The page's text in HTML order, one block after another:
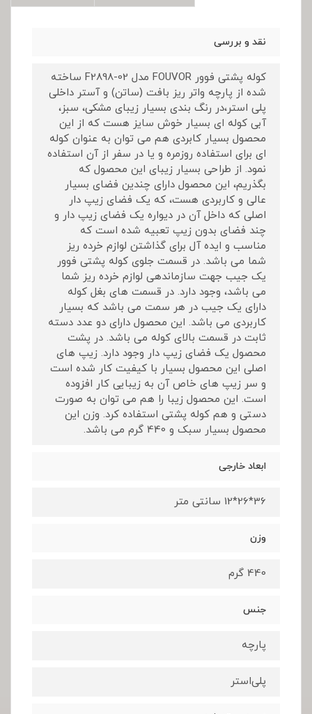
نقد و بررسی
کوله پشتی فوور FOUVOR مدل F2898-02 ساخته
شده از پارچه واتر ریز بافت (ساتن) و آستر داخلی
پلی استر،در رنگ بندی بسیار زیبای مشکی، سبز،
آبی کوله ای بسیار خوش سایز هست که از این
محصول بسیار کابردی هم می توان به عنوان کوله
ای برای استفاده روزمره و یا در سفر از آن استفاده
نمود. از طراحی بسیار زیبای این محصول که
بگذریم، این محصول دارای چندین فضای بسیار
عالی و کاربردی هست، که یک فضای زیپ دار
اصلی که داخل آن در دیواره یک فضای زیپ دار و
چند فضای بدون زیپ تعبیه شده است که
مناسب و ایده آل برای گذاشتن لوازم خرده ریز
شما می باشد. در قسمت جلوی کوله پشتی فوور
یک جیب جهت سازماندهی لوازم خرده ریز شما
می باشد، وجود دارد. در قسمت های بغل کوله
دارای یک جیب در هر سمت می باشد که بسیار
کاربردی می باشد. این محصول دارای دو عدد دسته
ثابت در قسمت بالای کوله می باشد. در پشت
محصول یک فضای زیپ دار وجود دارد. زیپ های
اصلی این محصول بسیار با کیفیت کار شده است
و سر زیپ های خاص آن به زیبایی کار افزوده
است. این محصول زیبا را هم می توان به صورت
دستی و هم کوله پشتی استفاده کرد. وزن این
محصول بسیار سبک و 440 گرم می باشد.
ابعاد خارجی
36*26*12 سانتی متر
وزن
440 گرم
جنس
پارچه
پلی‌استر